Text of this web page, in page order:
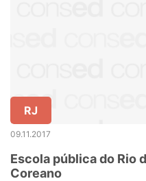
RJ
09.11.2017
Escola pública do Rio
Coreano